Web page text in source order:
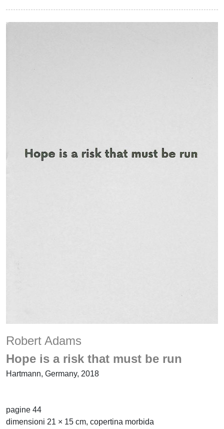
Robert Adams
Hope is a risk that must be run
Hartmann, Germany, 2018
pagine 44
dimensioni 21 × 15 cm, copertina morbida